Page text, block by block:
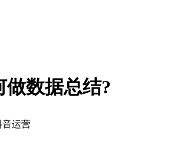
数据总结?
音运营